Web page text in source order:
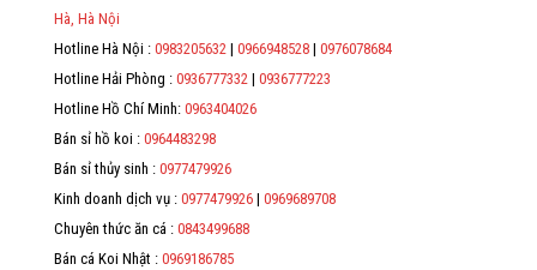
Hà, Hà Nội
Hotline Hà Nội : 0983205632 | 0966948528 | 0976078684
Hotline Hải Phòng : 0936777332 | 0936777223
Hotline Hồ Chí Minh: 0963404026
Bán sỉ hồ koi : 0964483298
Bán sỉ thủy sinh : 0977479926
Kinh doanh dịch vụ : 0977479926 | 0969689708
Chuyên thức ăn cá : 0843499688
Bán cá Koi Nhật : 0969186785